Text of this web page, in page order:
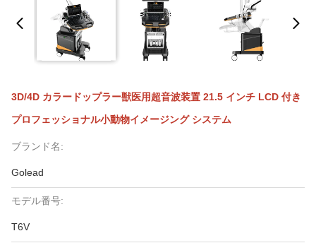
3D/4D カラードップラー獣医用超音波装置 21.5 インチ LCD 付き
プロフェッショナル小動物イメージング システム
ブランド名:
Golead
モデル番号:
T6V